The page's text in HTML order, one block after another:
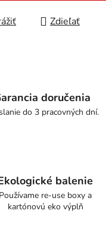
Zdieľať
doručenia
do 3 pracovných dní.
balenie
Používame re-use boxy a
kartónovú eko výplň